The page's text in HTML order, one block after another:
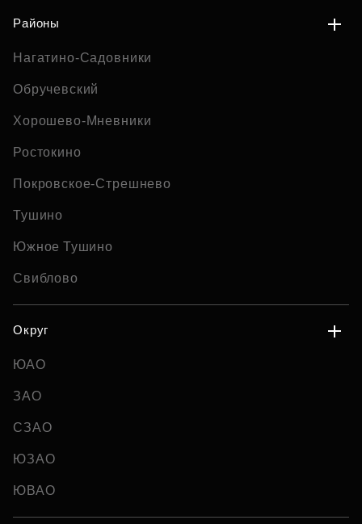
Районы
Нагатино-Садовники
Обручевский
Хорошево-Мневники
Ростокино
Покровское-Стрешнево
Тушино
Южное Тушино
Свиблово
Округ
ЮАО
ЗАО
СЗАО
ЮЗАО
ЮВАО